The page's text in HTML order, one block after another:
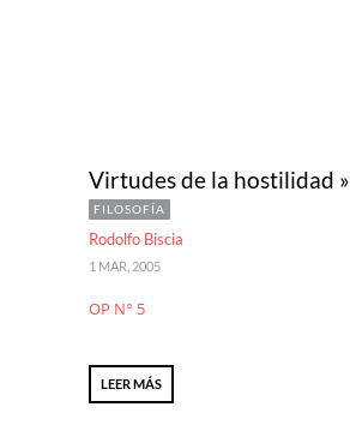
Virtudes de la hostilidad »
FILOSOFÍA
Rodolfo Biscia
1 MAR, 2005
OP N° 5
LEER MÁS